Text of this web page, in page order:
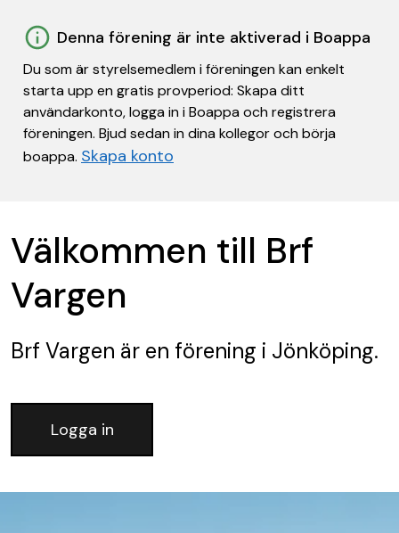
Denna förening är inte aktiverad i Boappa
Du som är styrelsemedlem i föreningen kan enkelt
starta upp en gratis provperiod: Skapa ditt
användarkonto, logga in i Boappa och registrera
föreningen. Bjud sedan in dina kollegor och börja
boappa. Skapa konto
Välkommen till Brf
Vargen
Brf Vargen är en förening i Jönköping.
Logga in